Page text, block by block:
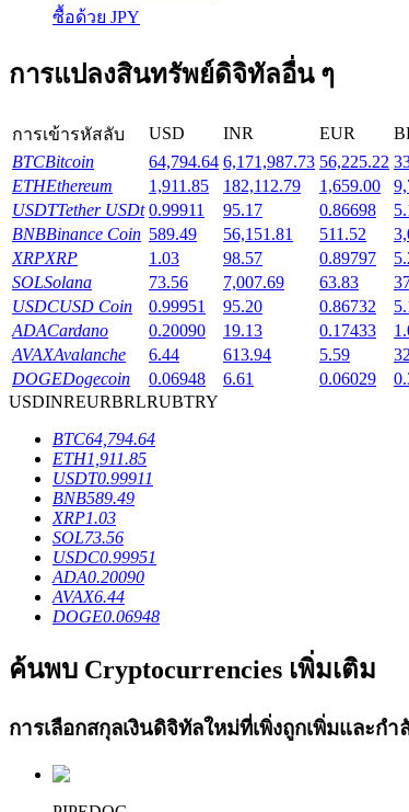
การปักหลัก
ผลตอบแทนสูงและเข้าถึงได้ทันที
Launchpool
การเซ้งแบบยืดหยุ่นเพื่อรับโทเคนยอดนิยม
การล็อค BTR
การลงทุนพิเศษสำหรับผู้ถือ BTR
ซื้อด้วย JPY
การแปลงสินทรัพย์ดิจิทัลอื่น ๆ
การเข้ารหัสลับ USD INR EUR
BTCBitcoin 64,794.64 6,171,987.73 56,225.22
ETHEthereum 1,911.85 182,112.79 1,659.00
USDTTether USDt 0.99911 95.17 0.86698
BNBBinance Coin 589.49 56,151.81 511.52
XRPXRP 1.03 98.57 0.89797
SOLSolana 73.56 7,007.69 63.83
USDCUSD Coin 0.99951 95.20 0.86732
ADACardano 0.20090 19.13 0.17433
AVAXAvalanche 6.44 613.94 5.59
DOGEDogecoin 0.06948 6.61 0.06029
USDINREURBRLRUBTRY
BTC64,794.64
ETH1,911.85
USDT0.99911
BNB589.49
XRP1.03
SOL73.56
USDC0.99951
ADA0.20090
AVAX6.44
DOGE0.06948
ค้นพบ Cryptocurrencies เพิ่มเติม
การเลือกสกุลเงินดิจิทัลใหม่ที่เพิ่งถูกเพิ่มและก